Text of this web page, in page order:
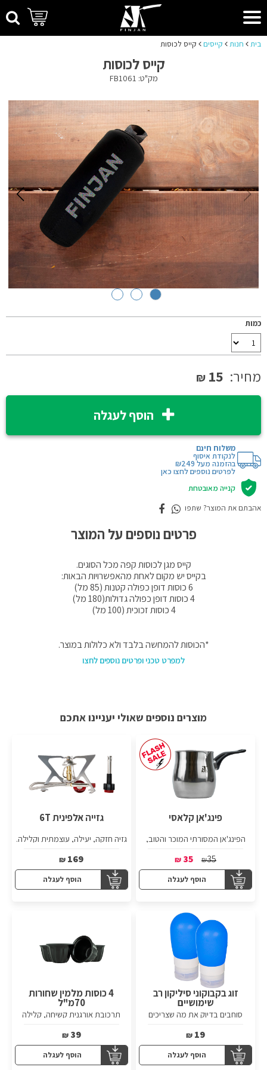
בית חנות קייסים קייס לכוסות
קייס לכוסות
מק"ט: FB1061
כמות
מחיר: 15
₪
הוסף לעגלה
משלוח חינם
לנקודת איסוף
בהזמנה מעל ₪249
לפרטים נוספים לחצו כאן
קנייה מאובטחת
אהבתם את המוצר? שתפו
פרטים נוספים על המוצר
קייס מגן לכוסות קפה מכל הסוגים.
בקייס יש מקום לאחת מהאפשרויות הבאות:
6 כוסות דופן כפולה קטנות (85 מל)
4 כוסות דופן כפולה גדולות(180 מל)
4 כוסות זכוכית (100 מל)
*הכוסות להמחשה בלבד ולא כלולות במוצר.
למפרט טכני ופרטים נוספים לחצו
מוצרים נוספים שאולי יעניינו אתכם
פינג'אן קלאסי
הפינג'אן המסורתי המוכר והטוב,
הקפה עם ההל.
35
₪
35
₪
הוסף לעגלה
גזייה אלפינית 6T
גזיה חזקה, יעילה, עוצמתית וקלילה.
169
₪
הוסף לעגלה
זוג בקבוקוני סיליקון רב
שימושיים
סוחבים בדיוק את מה שצריכים
19
₪
הוסף לעגלה
4 כוסות מלמין שחורות
70מ"ל
תרכובת אורגנית קשיחה, קלילה
39
₪
הוסף לעגלה